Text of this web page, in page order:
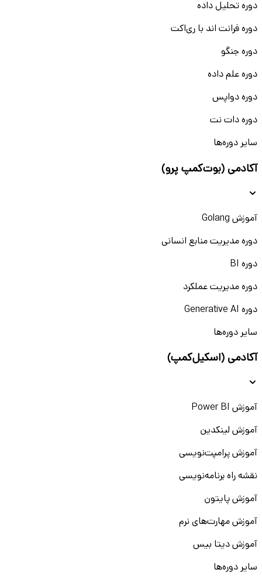
دوره تحلیل داده
دوره فرانت اند با ری‌اکت
دوره جنگو
دوره علم داده
دوره دواپس
دوره دات نت
سایر دوره‌ها
آکادمی (بوت‌کمپ پرو)
آموزش Golang
دوره مدیریت منابع انسانی
دوره BI
دوره مدیریت عملکرد
دوره Generative AI
سایر دوره‌ها
آکادمی (اسکیل‌کمپ)
آموزش Power BI
آموزش لینکدین
آموزش پرامپت‌نویسی
نقشه راه برنامه‌نویسی
آموزش پایتون
آموزش مهارت‌های نرم
آموزش دیتا بیس
سایر دوره‌ها